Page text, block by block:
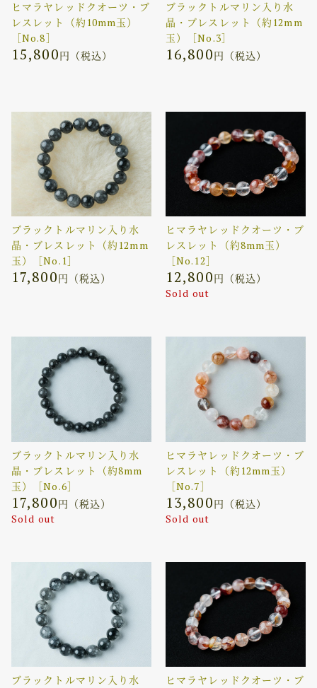
ヒマラヤレッドクオーツ・ブ
レスレット（約10mm玉）
［No.8］
15,800円（税込）
ブラックトルマリン入り水
晶・ブレスレット（約12mm
玉）［No.3］
16,800円（税込）
ブラックトルマリン入り水
晶・ブレスレット（約12mm
玉）［No.1］
17,800円（税込）
ヒマラヤレッドクオーツ・ブ
レスレット（約8mm玉）
［No.12］
12,800円（税込）
Sold out
ブラックトルマリン入り水
晶・ブレスレット（約8mm
玉）［No.6］
17,800円（税込）
Sold out
ヒマラヤレッドクオーツ・ブ
レスレット（約12mm玉）
［No.7］
13,800円（税込）
Sold out
ブラックトルマリン入り水
ヒマラヤレッドクオーツ・ブ